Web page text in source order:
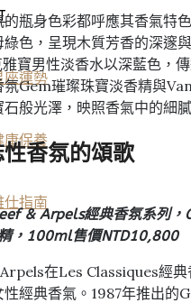
座運勢
康保養
仕指南
的瓶身色彩都呼應其香氣特
綠色，呈現木質芳香的深邃
寶男性淡香水以深藍色，
氛Gem璀璨珠寶淡香精與
般光澤，映照香氣中的細
性香氛的頌歌
& Arpels經典香氛系列，
，100ml售價NTD10,800
在Les Classiques經
經典香氣。1987年推出的